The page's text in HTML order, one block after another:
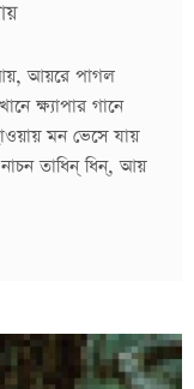
আয়রে পাগল
ক্ষ্যাপার গানে
মন ভেসে যায়
তাধিন্ ধিন্, আয়